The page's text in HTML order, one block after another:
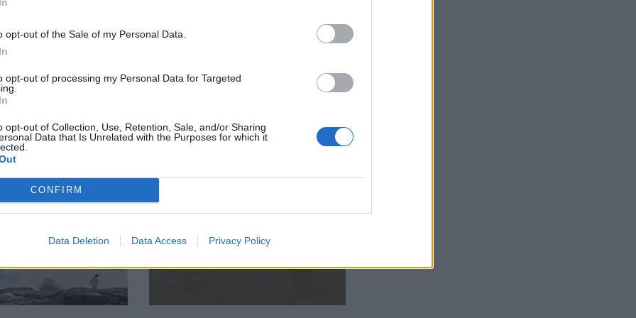
opt-out of the Sale of my Personal Data.
opt-out of processing my Personal Data for Targeted
opt-out of Collection, Use, Retention, Sale, and/or Sharing
Data that Is Unrelated with the Purposes for which it
CONFIRM
Data Deletion Data Access Privacy Policy
в: